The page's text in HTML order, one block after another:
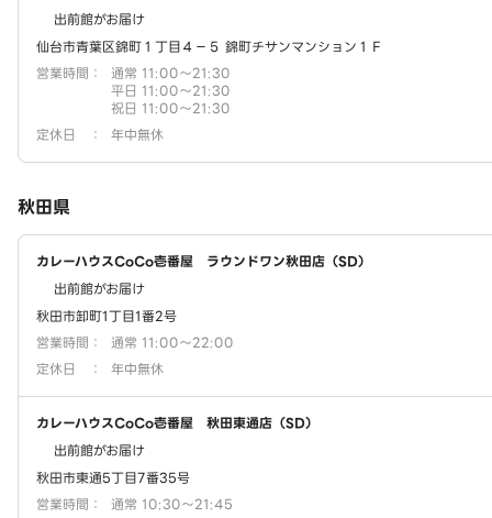
出前館がお届け
仙台市青葉区錦町１丁目４－５ 錦町チサンマンション１Ｆ
営業時間 ：
通常 11:00～21:30
平日 11:00～21:30
祝日 11:00～21:30
定休日
： 年中無休
秋田県
カレーハウスCoCo壱番屋 ラウンドワン秋田店（SD）
出前館がお届け
秋田市卸町1丁目1番2号
営業時間 ：
通常 11:00～22:00
定休日
： 年中無休
カレーハウスCoCo壱番屋 秋田東通店（SD）
出前館がお届け
秋田市東通5丁目7番35号
営業時間 ：
通常 10:30～21:45